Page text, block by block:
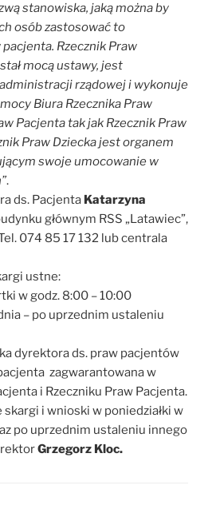
stanowiska, jaką można by
osób zastosować to
Rzecznik Praw
mocą ustawy, jest
rządowej i wykonuje
Biura Rzecznika Praw
Pacjenta tak jak Rzecznik Praw
Praw Dziecka jest organem
swoje umocowanie w
.
ds. Pacjenta Katarzyna
głównym RSS „Latawiec”,
074 85 17 132 lub centrala
ustne:
w godz. 8:00 – 10:00
– po uprzednim ustaleniu
dyrektora ds. praw pacjentów
zagwarantowana w
i Rzeczniku Praw Pacjenta.
skargi i wnioski w poniedziałki w
po uprzednim ustaleniu innego
Grzegorz Kloc.